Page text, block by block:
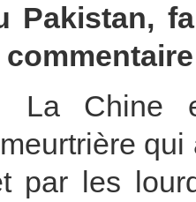
Pakistan,
La Chine
par les